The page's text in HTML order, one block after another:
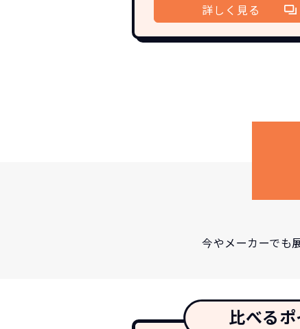
詳しく見る
今やメーカーでも
比べる